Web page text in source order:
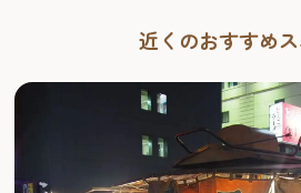
近くのおすすめ